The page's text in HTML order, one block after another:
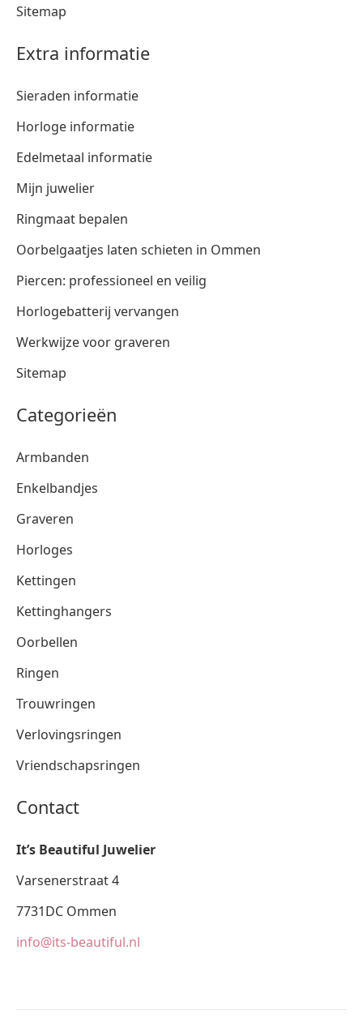
Sitemap
Extra informatie
Sieraden informatie
Horloge informatie
Edelmetaal informatie
Mijn juwelier
Ringmaat bepalen
Oorbelgaatjes laten schieten in Ommen
Piercen: professioneel en veilig
Horlogebatterij vervangen
Werkwijze voor graveren
Sitemap
Categorieën
Armbanden
Enkelbandjes
Graveren
Horloges
Kettingen
Kettinghangers
Oorbellen
Ringen
Trouwringen
Verlovingsringen
Vriendschapsringen
Contact
It’s Beautiful Juwelier
Varsenerstraat 4
7731DC Ommen
info@its-beautiful.nl